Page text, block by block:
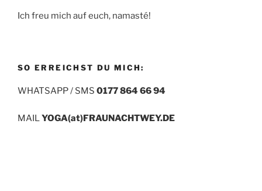
Ich freu mich auf euch, namasté!
SO ERREICHST DU MICH:
WHATSAPP / SMS 0177 864 66 94
MAILYOGA(at)FRAUNACHTWEY.DE